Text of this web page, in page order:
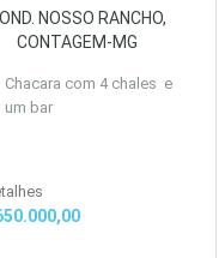
NOSSO RANCHO,
CONTAGEM-MG
Chacara com 4 chales e
um bar